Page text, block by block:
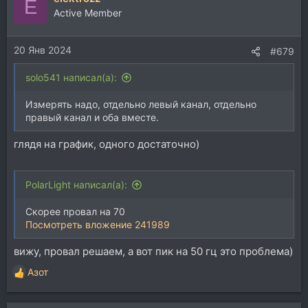
и
и
:
E Active Member
20 Янв 2024 #679
solo541 написал(а):
Измерять надо, отдельно левый канал, отдельно
правый канал и оба вместе.
глядя на график, одного достаточно)
PolarLight написал(а):
Скорее провал на 70
Посмотреть вложение 241989
вижу, провал решаем, а вот пик на 50 гц это проблема)
Р
е
а
Азот